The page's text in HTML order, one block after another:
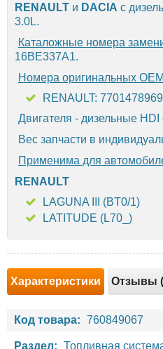
RENAULT и DACIA с
3.0L.
Каталожные номера
16BE337A1.
Номера оригинальных
RENAULT:
Двигателя - дизельные
Вес запчасти в
Применима для
RENAULT
LAGUNA III (BT0/1)
LATITUDE (L70_)
Характеристики Отзывы
Код товара: 760849067
Раздел: Топливная